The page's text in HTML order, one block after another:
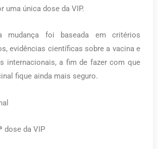
uma única dose da VIP.
mudança foi baseada em critérios
evidências científicas sobre a vacina e
internacionais, a fim de fazer com que
fique ainda mais seguro.
dose da VIP